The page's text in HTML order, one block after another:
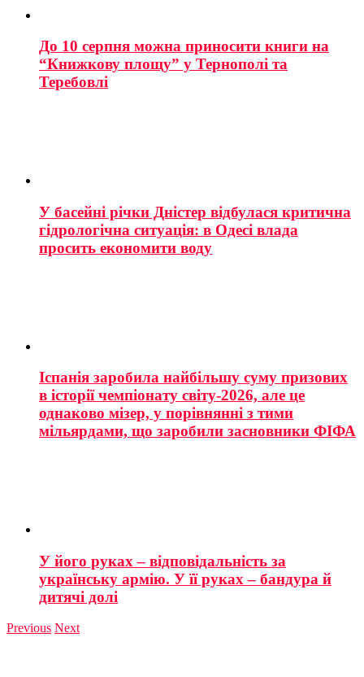
До 10 серпня можна приносити книги на
“Книжкову площу” у Тернополі та
Теребовлі
У басейні річки Дністер відбулася критична
гідрологічна ситуація: в Одесі влада
просить економити воду
Іспанія заробила найбільшу суму призових
в історії чемпіонату світу-2026, але це
однаково мізер, у порівнянні з тими
мільярдами, що заробили засновники ФІФА
У його руках – відповідальність за
українську армію. У її руках – бандура й
дитячі долі
Previous Next